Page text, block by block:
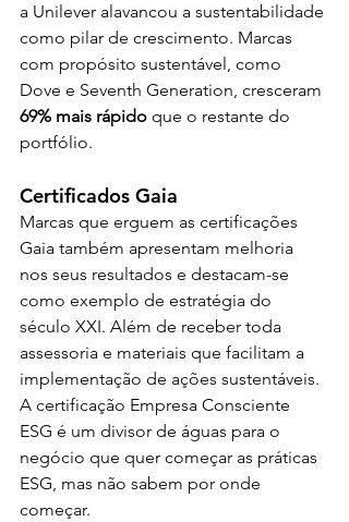
a Unilever alavancou a sustentabilidade
como pilar de crescimento. Marcas
com propósito sustentável, como
Dove e Seventh Generation, cresceram
69% mais rápido que o restante do
portfólio.
Certificados Gaia
Marcas que erguem as certificações
Gaia também apresentam melhoria
nos seus resultados e destacam-se
como exemplo de estratégia do
século XXI. Além de receber toda
assessoria e materiais que facilitam a
implementação de ações sustentáveis.
A certificação Empresa Consciente
ESG é um divisor de águas para o
negócio que quer começar as práticas
ESG, mas não sabem por onde
começar.